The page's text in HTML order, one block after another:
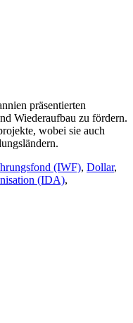
präsentierten
Wiederaufbau zu fördern.
wobei sie auch
(IWF), Dollar,
(IDA),